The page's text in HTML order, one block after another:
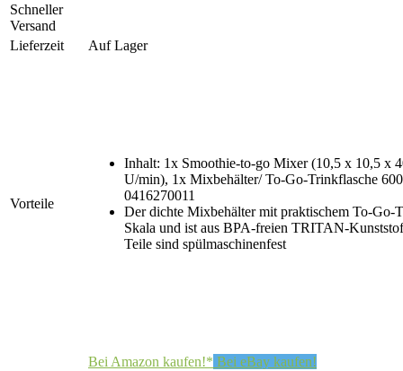
Schneller
Versand
Lieferzeit
Auf Lager
Vorteile
Inhalt: 1x Smoothie-to-go Mixer (10,5 x 10,5 x
U/min), 1x Mixbehälter/ To-Go-Trinkflasche
0416270011
Der dichte Mixbehälter mit praktischem To-Go-
Skala und ist aus BPA-freien TRITAN-
Teile sind spülmaschinenfest
Bei Amazon kaufen!* Bei eBay kaufen!